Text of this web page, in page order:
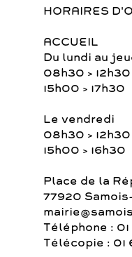
HORAIRES
ACCUEIL
Du lundi au
08h30 > 12h30
15h00 > 17h30
Le vendredi
08h30 > 12h30
15h00 > 16h30
Place de la
77920
Téléphone :
Télécopie : 01